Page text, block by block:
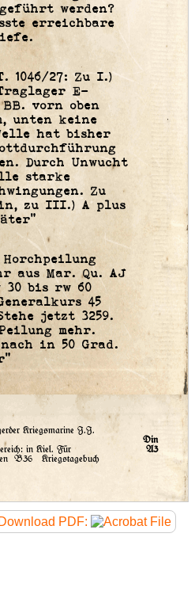
werden?
erreichbare
1046/27: Zu I.)
E-
BB. vorn oben
unten keine
hat bisher
Durch Unwucht
starke
Zu
zu III.) A plus
aus Mar. Qu. AJ
30 bis rw 60
45
jetzt 3259.
mehr.
nach in 50 Grad.
Kriegsmarine J.J.
in Kiel. Für
B36 Kriegstagebuch
Din
A3
Download PDF: